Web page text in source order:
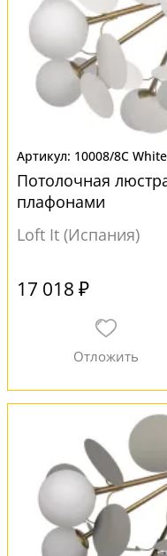
10008/8C White
Потолочная
плафонами
Loft It (Испания)
17 018 ₽